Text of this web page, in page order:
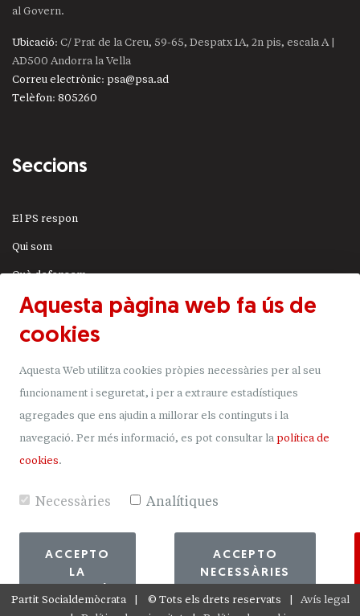
al Govern.
Ubicació: C/ Prat de la Creu, 59-65, Despatx 1A, 2n pis, escala A |
AD500 Andorra la Vella
Correu electrònic: psa@psa.ad
Telèfon: 805260
Seccions
El PS respon
Qui som
Què defensem
Actualitat
JSA
Uneix-t'hi
Donacions
Mapa del lloc
Aquesta pàgina web fa ús de
cookies
Aquesta Web utilitza cookies pròpies necessàries per al seu
funcionament i seguretat, i per a extraure estadístiques
agregades que ens ajudin a millorar els continguts i la
navegació. Per més informació, es pot consultar la política de
cookies.
Necessàries Analítiques
ACCEPTO
LA
ACCEPTO
NECESSÀRIES
Partit Socialdemòcrata © Tots els drets reservats
Avís legal